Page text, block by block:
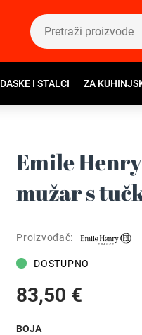
DASKE I STALCI ZA
Emile
mužar s
Proizvođač:
DOSTUPNO
83,50 €
BOJA